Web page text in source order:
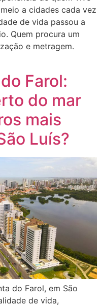
a cidades cada vez
de vida passou a
Quem procura um
e metragem.
Farol:
do mar
mais
Luís?
do Farol, em São
de vida,